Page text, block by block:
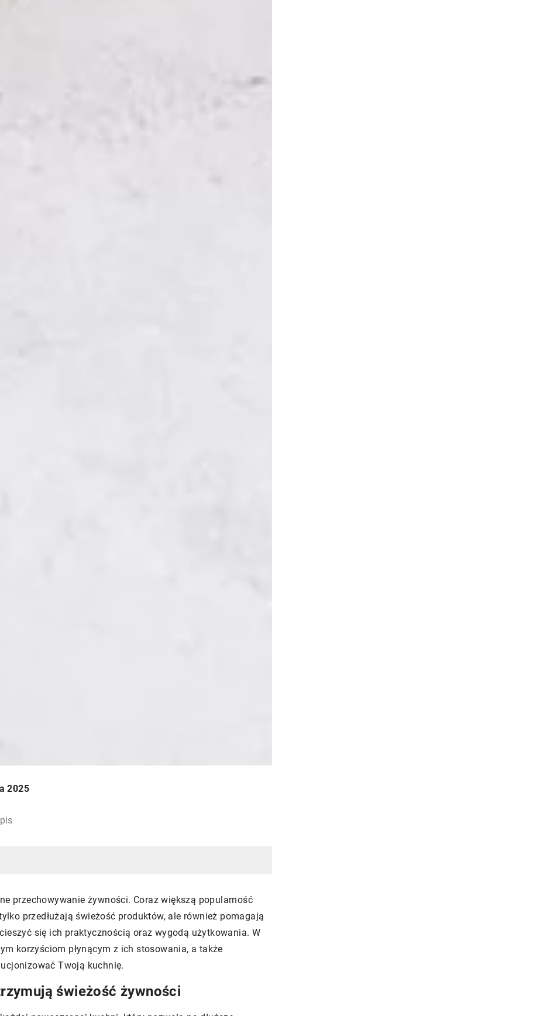
2025
przechowywanie żywności. Coraz większą popularność
przedłużają świeżość produktów, ale również pomagają
się ich praktycznością oraz wygodą użytkowania. W
korzyściom płynącym z ich stosowania, a także
Twoją kuchnię.
świeżość żywności